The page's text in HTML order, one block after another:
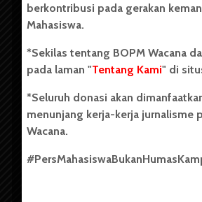
Badan Otonom Pers Mahasiswa (BOPM)
pers mahasiswa yang berdiri di luar
(USU). Sebelumnya BOPM Wacana
Unit Kegiatan Mahasiswa (UKM) di
berdiri pada 1 Juli 1995.
Tentang Kami
berkontribusi pada gerakan
Mahasiswa.
*Sekilas tentang BOPM Wacana
pada laman "Tentang Kami" di
*Seluruh donasi akan
menunjang kerja-kerja jurnalisme
Wacana.